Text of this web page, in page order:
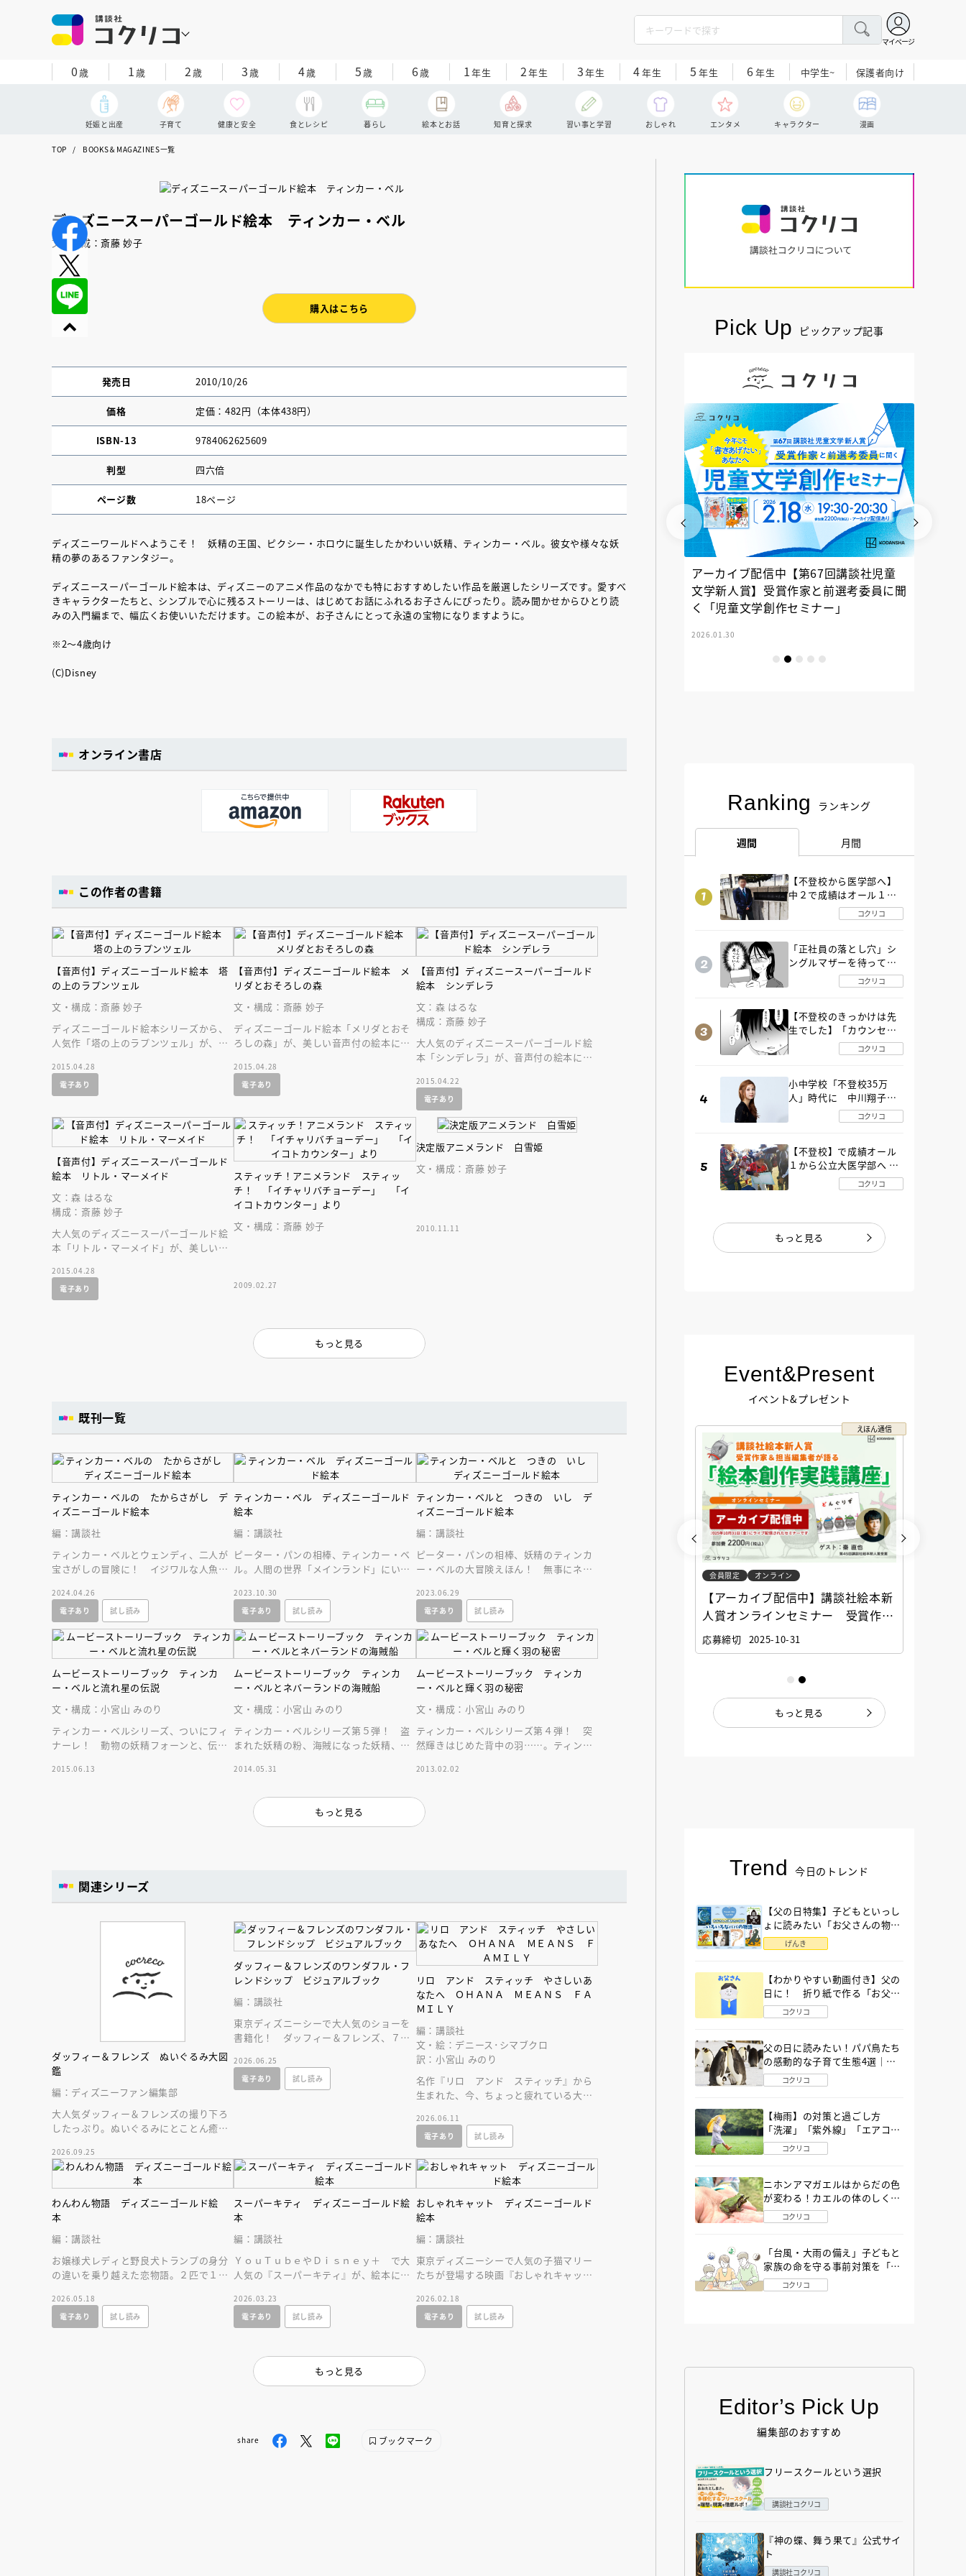
マイページ
0歳 1歳 2歳 3歳 4歳 5歳 6歳 1年生 2年生 3年生 4年生 5 年生 6年生 中学生~ 保護者向け
妊娠と出産 子育て 健康と安全 食とレシピ 暮らし 絵本とお話 知育と探求 習い事と学習 おしゃれ エンタメ キャラクター 漫画
TOP BOOKS＆MAGAZINES一覧
ディズニースーパーゴールド絵本 ティンカー・ベル
文・構成：斎藤 妙子
購入はこちら
発売日 2010/10/26
価格 定価：482円（本体438円）
ISBN-13 9784062625609
判型 四六倍
ページ数 18ページ
ディズニーワールドへようこそ！ 妖精の王国、ピクシー・ホロウに誕生したかわいい妖精、ティンカー・ベル。彼女や様々な妖
精の夢のあるファンタジー。
ディズニースーパーゴールド絵本は、ディズニーのアニメ作品のなかでも特におすすめしたい作品を厳選したシリーズです。愛すべ
きキャラクターたちと、シンプルで心に残るストーリーは、はじめてお話にふれるお子さんにぴったり。読み聞かせからひとり読
みの入門編まで、幅広くお使いいただけます。この絵本が、お子さんにとって永遠の宝物になりますように。
※2～4歳向け
(C)Disney
オンライン書店
この作者の書籍
【音声付】ディズニーゴールド絵本 塔
の上のラプンツェル
文・構成：斎藤 妙子
ディズニーゴールド絵本シリーズから、
人気作「塔の上のラプンツェル」が、美
2015.04.28
電子あり
【音声付】ディズニーゴールド絵本 メ
リダとおそろしの森
文・構成：斎藤 妙子
ディズニーゴールド絵本「メリダとおそ
ろしの森」が、美しい音声付の絵本にな
持ち歩こう！
2015.04.28
電子あり
【音声付】ディズニースーパーゴールド
絵本 シンデレラ
文：森 はるな
構成：斎藤 妙子
大人気のディズニースーパーゴールド絵
本「シンデレラ」が、音声付の絵本にな
2015.04.22
電子あり
【音声付】ディズニースーパーゴールド
絵本 リトル・マーメイド
文：森 はるな
構成：斎藤 妙子
大人気のディズニースーパーゴールド絵
本「リトル・マーメイド」が、美しい音
持ち歩こう！
2015.04.28
電子あり
スティッチ！アニメランド スティッ
チ！ 「イチャリバチョーデー」 「イ
イコトカウンター」より
文・構成：斎藤 妙子
2009.02.27
決定版アニメランド 白雪姫
文・構成：斎藤 妙子
2010.11.11
もっと見る
既刊一覧
ティンカー・ベルの たからさがし デ
ィズニーゴールド絵本
編：講談社
ティンカー・ベルとウェンディ、二人が
宝さがしの冒険に！ イジワルな人魚た
を見つけられる？
2024.04.26
電子あり
試し読み
ティンカー・ベル ディズニーゴールド
絵本
編：講談社
ピーター・パンの相棒、ティンカー・ベ
ル。人間の世界「メインランド」にいき
2023.10.30
電子あり
試し読み
ティンカー・ベルと つきの いし デ
ィズニーゴールド絵本
編：講談社
ピーター・パンの相棒、妖精のティンカ
ー・ベルの大冒険えほん！ 無事にネバ
2023.06.29
電子あり
試し読み
ムービーストーリーブック ティンカ
ー・ベルと流れ星の伝説
文・構成：小宮山 みのり
ティンカー・ベルシリーズ、ついにフィ
ナーレ！ 動物の妖精フォーンと、伝説
2015.06.13
ムービーストーリーブック ティンカ
ー・ベルとネバーランドの海賊船
文・構成：小宮山 みのり
ティンカー・ベルシリーズ第５弾！ 盗
まれた妖精の粉、海賊になった妖精、壮
因縁も明らかに！
2014.05.31
ムービーストーリーブック ティンカ
ー・ベルと輝く羽の秘密
文・構成：小宮山 みのり
ティンカー・ベルシリーズ第４弾！ 突
然輝きはじめた背中の羽……。ティンカ
明らかに！？
2013.02.02
もっと見る
関連シリーズ
ダッフィー＆フレンズ ぬいぐるみ大図
鑑
編：ディズニーファン編集部
大人気ダッフィー＆フレンズの撮り下ろ
したっぷり。ぬいぐるみにとことん癒や
2026.09.25
ダッフィー＆フレンズのワンダフル・フ
レンドシップ ビジュアルブック
編：講談社
東京ディズニーシーで大人気のショーを
書籍化！ ダッフィー＆フレンズ、７人
よ♪
2026.06.25
電子あり
試し読み
リロ アンド スティッチ やさしいあ
なたへ ＯＨＡＮＡ ＭＥＡＮＳ ＦＡ
ＭＩＬＹ
編：講談社
文・絵：デニース･シマブクロ
訳：小宮山 みのり
名作『リロ アンド スティッチ』から
生まれた、今、ちょっと疲れている大人
2026.06.11
電子あり
試し読み
わんわん物語 ディズニーゴールド絵
本
編：講談社
お嬢様犬レディと野良犬トランプの身分
の違いを乗り越えた恋物語。２匹で１本
なシーンに注目！
2026.05.18
電子あり
試し読み
スーパーキティ ディズニーゴールド絵
本
編：講談社
ＹｏｕＴｕｂｅやＤｉｓｎｅｙ＋ で大
人気の『スーパーキティ』が、絵本にな
のひとり読みに！
2026.03.23
電子あり
試し読み
おしゃれキャット ディズニーゴールド
絵本
編：講談社
東京ディズニーシーで人気の子猫マリー
たちが登場する映画『おしゃれキャッ
ークを楽しめます！
2026.02.18
電子あり
試し読み
もっと見る
share ブックマーク
Pick Up ピックアップ記事
イト ＃４ 2026年９月30日発売決定！
アーカイブ配信中【第67回講談社児童
文学新人賞】受賞作家と前選考委員に聞
く「児童文学創作セミナー」
2026.01.30
Ranking ランキング
週間 月間
【不登校から医学部へ】
中２で成績はオール１
「昼夜逆転」したわが子
を”夜遊び”に連れ出した
コクリコ
「正社員の落とし穴」シ
ングルマザーを待ってい
た“魔の２年間”【後編】
コクリコ
【不登校のきっかけは先
生でした】「カウンセリ
ングの時間」生徒の情報
をバラしたのは…《第２
コクリコ
小中学校「不登校35万
人」時代に 中川翔子さ
んが審査委員長「不登校
生動画甲子園 2026」が開
コクリコ
【不登校】で成績オール
１から公立大医学部へ 中
２で起立性調節障害「治
るまで３年」の診断 その
コクリコ
もっと見る
Event&Present
イベント&プレゼント
会員限定 オンライン
【アーカイブ配信中】講談社絵本新
人賞オンラインセミナー 受賞作家
と担当編集者が語る「絵本創作実践
講座」
応募締切 2025-10-31
会員限定 オンライン
アーカイブ配信中【第67回講談社児
童文学新人賞】受賞作家と前選考委
員に聞く「児童文学創作セミナー」
えほん通信
会員限定 オンライン
【アーカイブ配信中】講談社絵本新
人賞オンラインセミナー 受賞作家
と担当編集者が語る「絵本創作実践
講座」
応募締切 2025-10-31
もっと見る
Trend 今日のトレンド
【父の日特集】子どもといっし
ょに読みたい「お父さんの物
語」６選
げんき
【わかりやすい動画付き】父の
日に！ 折り紙で作る「お父さ
ん」の簡単な折り方
コクリコ
父の日に読みたい！パパ鳥たち
の感動的な子育て生態4選｜図
鑑MOVE
コクリコ
【梅雨】の対策と過ごし方
「洗濯」「紫外線」「エアコ
ン」「ゲリラ豪雨」…〔気象予
報士が完全ガイド〕
コクリコ
ニホンアマガエルはからだの色
が変わる！カエルの体のしくみ
から両生類の特ちょうまで図鑑
MOVEが解説！
コクリコ
「台風・大雨の備え」子どもと
家族の命を守る事前対策を「防
災アドバイザー」が解説
コクリコ
Editor’s Pick Up
編集部のおすすめ
フリースクールという選択
講談社コクリコ
『神の蝶、舞う果て』公式サイ
ト
講談社コクリコ